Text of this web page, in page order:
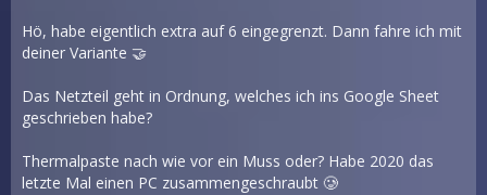
Hö, habe eigentlich extra auf 6 eingegrenzt. Dann fahre ich mit
deiner Variante 🤝
Das Netzteil geht in Ordnung, welches ich ins Google Sheet
geschrieben habe?
Thermalpaste nach wie vor ein Muss oder? Habe 2020 das
letzte Mal einen PC zusammengeschraubt 🥲